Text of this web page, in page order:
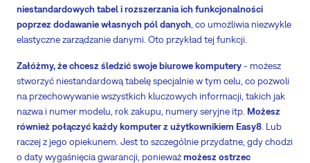
niestandardowych tabel i rozszerzania ich funkcjonalności
poprzez dodawanie własnych pól danych , co umożliwia niezwykle
elastyczne zarządzanie danymi. Oto przykład tej funkcji.
Załóżmy, że chcesz śledzić swoje biurowe komputery- możesz
stworzyć niestandardową tabelę specjalnie w tym celu, co pozwoli
na przechowywanie wszystkich kluczowych informacji, takich jak
nazwa i numer modelu, rok zakupu, numery seryjne itp. Możesz
również połączyć każdy komputer z użytkownikiem Easy8 . Lub
raczej z jego opiekunem. Jest to szczególnie przydatne, gdy chodzi
o daty wygaśnięcia gwarancji, ponieważmożesz ostrzec